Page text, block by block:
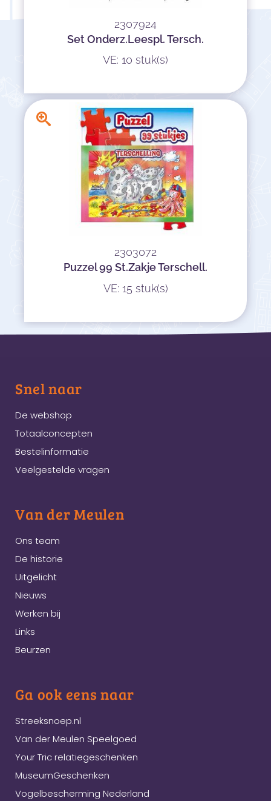
2307924
Set Onderz.Leespl. Tersch.
VE: 10 stuk(s)
2303072
Puzzel 99 St.Zakje Terschell.
VE: 15 stuk(s)
Snel naar
De webshop
Totaalconcepten
Bestelinformatie
Veelgestelde vragen
Van der Meulen
Ons team
De historie
Uitgelicht
Nieuws
Werken bij
Links
Beurzen
Ga ook eens naar
Streeksnoep.nl
Van der Meulen Speelgoed
Your Tric relatiegeschenken
MuseumGeschenken
Vogelbescherming Nederland